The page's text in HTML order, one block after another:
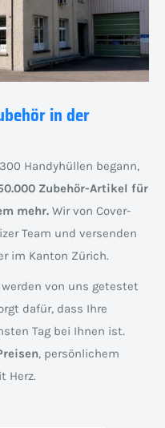
in der
Handyhüllen begann,
Zubehör-Artikel für
mehr. Wir von Cover-
Team und versenden
im Kanton Zürich.
von uns getestet
dafür, dass Ihre
Tag bei Ihnen ist.
, persönlichem
Herz.